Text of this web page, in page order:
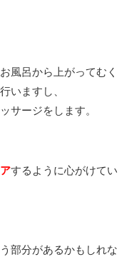
風呂から上がってむく
いますし、
サージをします。
するように心がけてい
部分があるかもしれな